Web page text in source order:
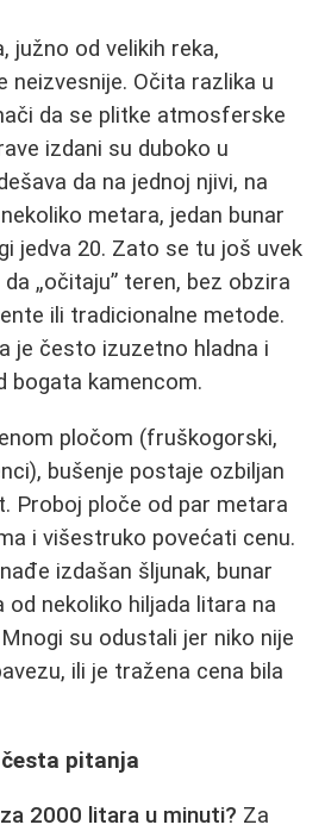
južno od velikih reka,
neizvesnije. Očita razlika u
da se plitke atmosferske
izdani su duboko u
da na jednoj njivi, na
metara, jedan bunar
jedva 20. Zato se tu još uvek
„očitaju” teren, bez obzira
ili tradicionalne metode.
je često izuzetno hladna i
bogata kamencom.
pločom (fruškogorski,
bušenje postaje ozbiljan
Proboj ploče od par metara
i višestruko povećati cenu.
izdašan šljunak, bunar
nekoliko hiljada litara na
su odustali jer niko nije
ili je tražena cena bila
pitanja
2000 litara u minuti? Za